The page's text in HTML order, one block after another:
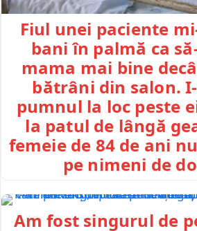
Fiul unei paciente
bani în palmă ca
mama mai bine
bătrâni din salon.
pumnul la loc peste
la patul de lângă
femeie de 84 de ani
pe nimeni de
Am fost singurul de